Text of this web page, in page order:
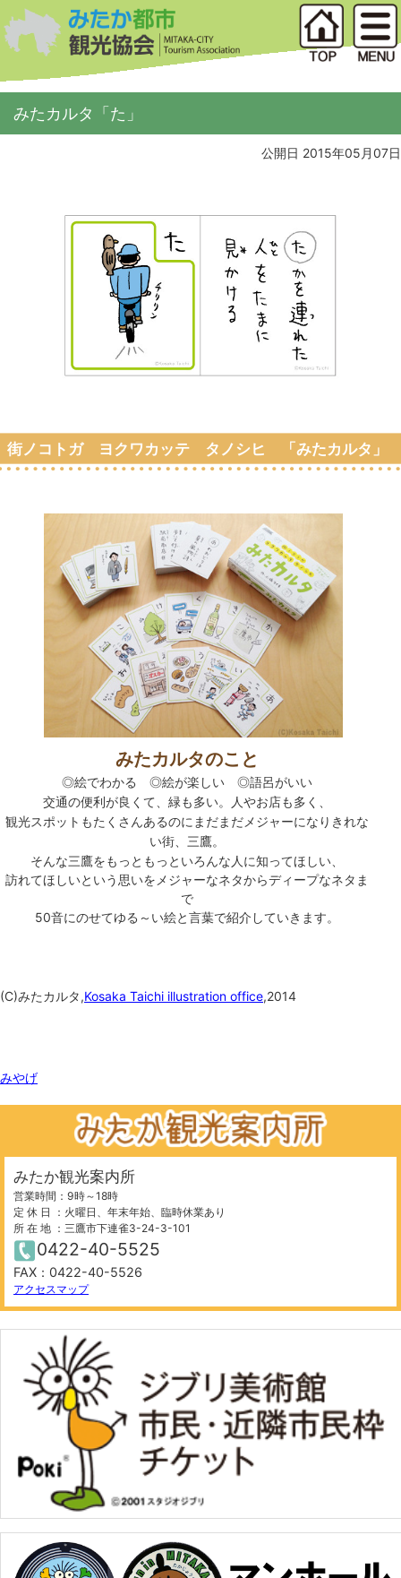
みたカルタ「た」
公開日 2015年05月07日
街ノコトガ ヨクワカッテ タノシヒ 「みたカルタ」
みたカルタのこと
◎絵でわかる ◎絵が楽しい ◎語呂がいい
交通の便利が良くて、緑も多い。人やお店も多く、
観光スポットもたくさんあるのにまだまだメジャーになりきれな
い街、三鷹。
そんな三鷹をもっともっといろんな人に知ってほしい、
訪れてほしいという思いを メジャーなネタからディープなネタま
で
50音にのせてゆる～い絵と言葉で紹介していきます。
(C)みたカルタ,Kosaka Taichi illustration office,2014
みやげ
みたか観光案内所
営業時間：9時～18時
定 休 日 ：火曜日、年末年始、臨時休業あり
所 在 地 ：三鷹市下連雀3-24-3-101
0422-40-5525
FAX：0422-40-5526
アクセスマップ